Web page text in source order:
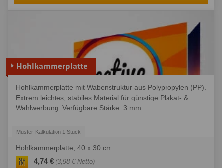
Hohlkammerplatte
Hohlkammerplatte mit Wabenstruktur aus Polypropylen (PP).
Extrem leichtes, stabiles Material für günstige Plakat- &
Wahlwerbung. Verfügbare Stärke: 3 mm
Hohlkammerplatte, 40 x 30 cm
4,74 € (3,98 € Netto)